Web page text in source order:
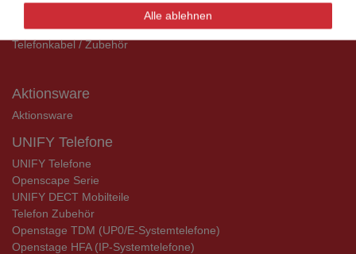
Telefonkabel / Zubehör
Telefonkabel / Zubehör
Aktionsware
Aktionsware
UNIFY Telefone
UNIFY Telefone
Openscape Serie
UNIFY DECT Mobilteile
Telefon Zubehör
Openstage TDM (UP0/E-Systemtelefone)
Openstage HFA (IP-Systemtelefone)
Alle ablehnen